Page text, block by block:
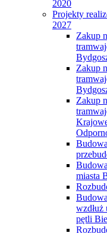
2020
Projekty
2027
Zakup
Zakup
Zakup
miasta
pętli